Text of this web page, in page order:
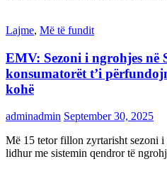
Lajme, Më të fundit
EMV: Sezoni i ngrohjes në
konsumatorët t’i
kohë
adminadmin September 30, 2025
Më 15 tetor fillon zyrtarisht sezoni i
lidhur me sistemin qendror të